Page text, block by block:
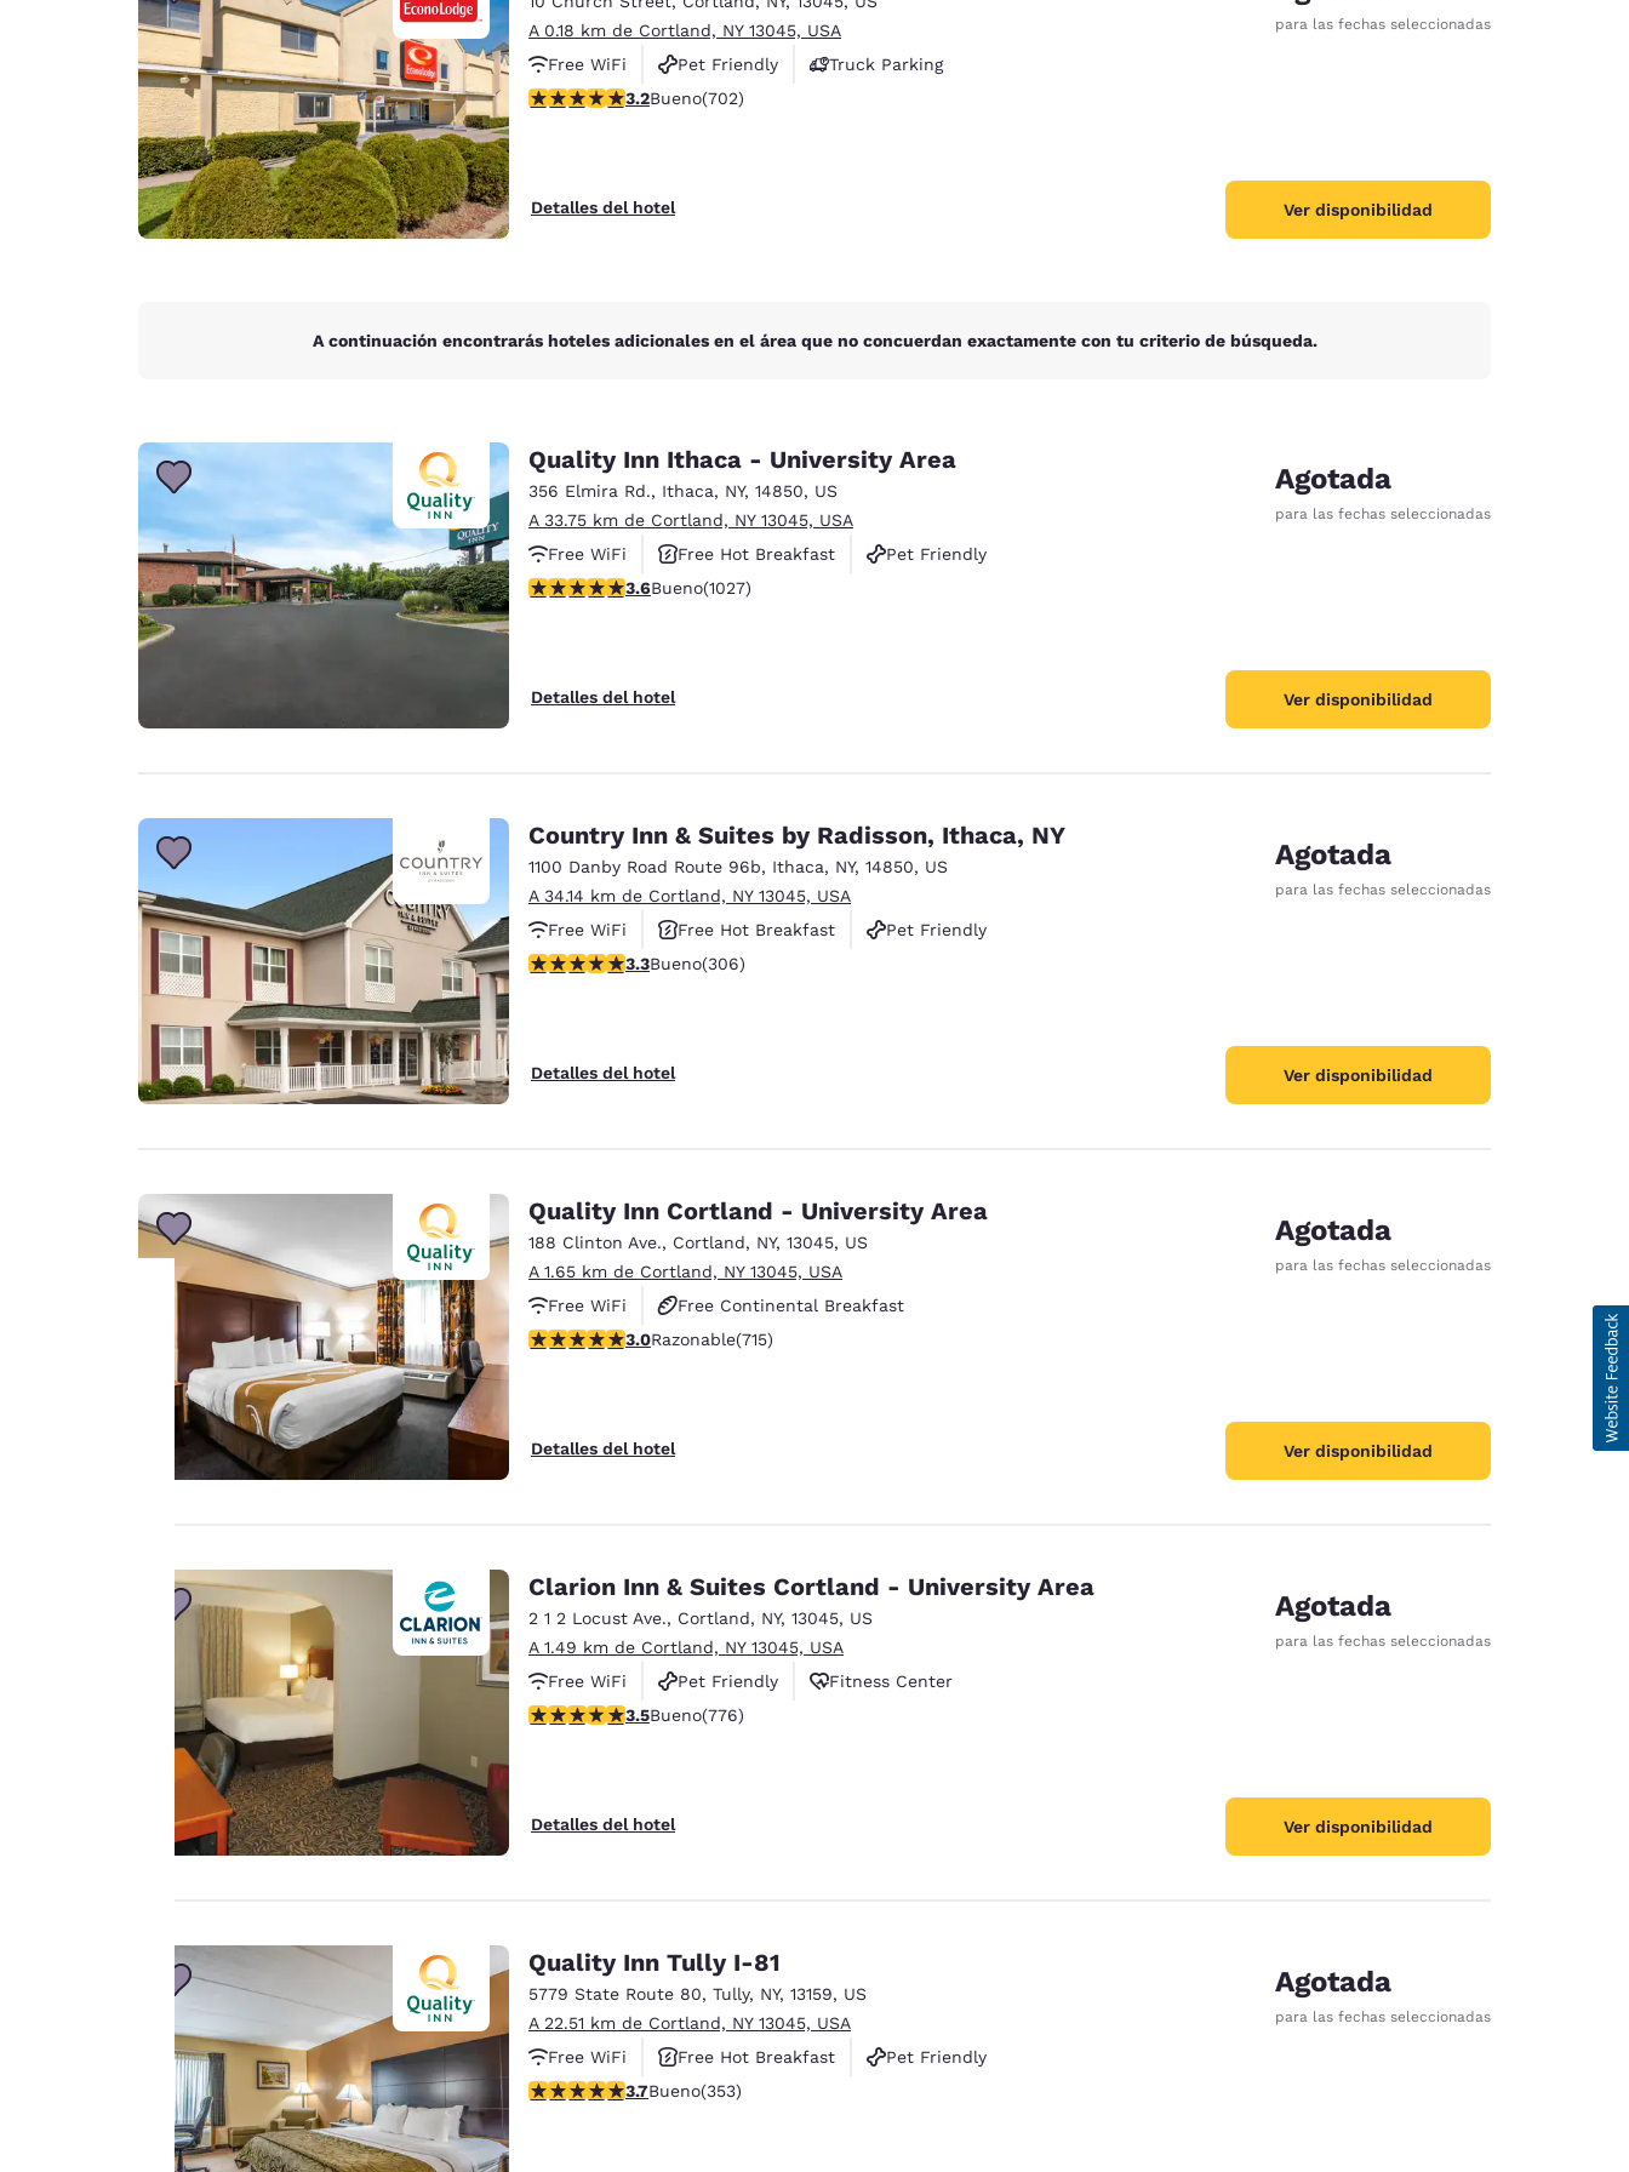
Français Español
Europa
Deutschland
Deutsch
Spain
English
United Kingdom
Australia
English
India
English
A 0.18 km de Cortland, NY 13045, USA
Free WiFi
Pet Friendly
Truck Parking
Calificación de 3.23 estrellas. Bueno. 702 reseñas
3.2Bueno(702)
Detalles del hotel
para las fechas seleccionadas
Ver disponibilidad
A continuación encontrarás hoteles adicionales en el área que no concuerdan exactamente con tu criterio de búsqueda.
Quality Inn Ithaca - University Area
356 Elmira Rd., Ithaca, NY, 14850, US
A 33.75 km de Cortland, NY 13045, USA
Free WiFi
Free Hot Breakfast
Pet Friendly
Calificación de 3.59 estrellas. Bueno. 1027 reseñas
3.6Bueno(1027)
Detalles del hotel
Agotada
para las fechas seleccionadas
Ver disponibilidad
Country Inn & Suites by Radisson, Ithaca, NY
1100 Danby Road Route 96b, Ithaca, NY, 14850, US
A 34.14 km de Cortland, NY 13045, USA
Free WiFi
Free Hot Breakfast
Pet Friendly
Calificación de 3.3 estrellas. Bueno. 306 reseñas
3.3Bueno(306)
Detalles del hotel
Agotada
para las fechas seleccionadas
Ver disponibilidad
Quality Inn Cortland - University Area
188 Clinton Ave., Cortland, NY, 13045, US
A 1.65 km de Cortland, NY 13045, USA
Free WiFi
Free Continental Breakfast
Free Hot Breakfast
Calificación de 2.96 estrellas. Razonable. 715 reseñas
3.0Razonable(715)
Detalles del hotel
Agotada
para las fechas seleccionadas
Ver disponibilidad
Clarion Inn & Suites Cortland - University Area
2 1 2 Locust Ave., Cortland, NY, 13045, US
A 1.49 km de Cortland, NY 13045, USA
Free WiFi
Pet Friendly
Fitness Center
Calificación de 3.45 estrellas. Bueno. 776 reseñas
3.5Bueno(776)
Detalles del hotel
Agotada
para las fechas seleccionadas
Ver disponibilidad
Quality Inn Tully I-81
5779 State Route 80, Tully, NY, 13159, US
A 22.51 km de Cortland, NY 13045, USA
Free WiFi
Free Hot Breakfast
Pet Friendly
Calificación de 3.69 estrellas. Bueno. 353 reseñas
3.7Bueno(353)
Agotada
para las fechas seleccionadas
privacidad
nosotros.
utiliza cookies,
incluidas cookies de
terceros, con fines de
rendimiento y para
ofrecerte una
experiencia web
preferencias de
navegación. Esto nos
datos, mostrarte
productos de interés
y seguir mejorando
nuestros servicios.
Aceptar todas las cookies Rechazar todas las cookies